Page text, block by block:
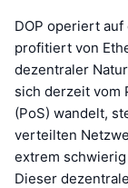
DOP operiert auf
profitiert von
dezentraler
sich derzeit vom
(PoS) wandelt,
verteilten
extrem
Dieser